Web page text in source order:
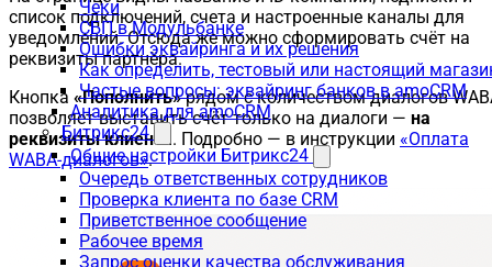
Чеки
СБП в Модульбанке
Ошибки эквайринга и их решения
Как определить, тестовый или настоящий
Частые вопросы: эквайринг банков в amoCRM
Аналитика для amoCRM
Битрикс24
Общие настройки Битрикс24
Очередь ответственных сотрудников
Проверка клиента по базе CRM
Приветственное сообщение
Рабочее время
Запрос оценки качества обслуживания
список подключений, счета и настроенные каналы для
уведомлений. Отсюда же можно сформировать счёт на
реквизиты партнёра.
Кнопка «Пополнить»рядом с количеством диалогов
позволяет выставить счёт только на диалоги — на
реквизиты клиента. Подробно — в инструкции «Оплата
WABA-диалогов».